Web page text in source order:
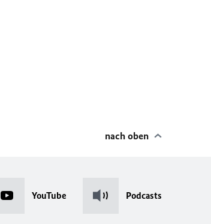
nach oben
YouTube Podcasts